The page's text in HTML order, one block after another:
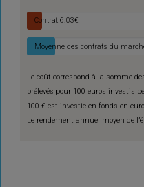
Contrat 6.03€
Moyenne des contrats du
Le coût correspond à la somme
prélevés pour 100 euros investis
100 € est investie en fonds en
Le rendement annuel moyen de